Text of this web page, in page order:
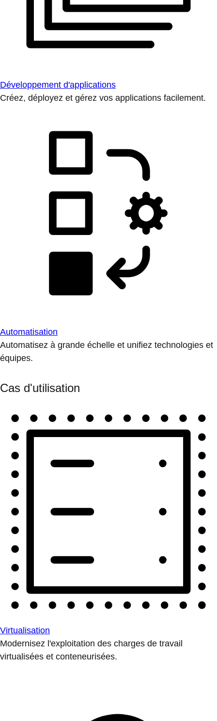
Développement d'applications
Créez, déployez et gérez vos applications facilement.
Automatisation
Automatisez à grande échelle et unifiez technologies et
équipes.
Cas d'utilisation
Virtualisation
Modernisez l'exploitation des charges de travail
virtualisées et conteneurisées.